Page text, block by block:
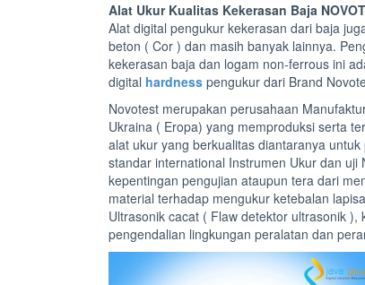
Alat Ukur Kualitas Kekerasan Baja
Alat digital pengukur kekerasan dari baja
beton ( Cor ) dan masih banyak lainnya.
kekerasan baja dan logam non-ferrous ini
digital hardnesspengukur dari Brand
Novotest merupakan perusahaan
Ukraina ( Eropa) yang memproduksi serta
alat ukur yang berkualitas diantaranya
standar international Instrumen Ukur dan uji
kepentingan pengujian ataupun tera dari
material terhadap mengukur ketebalan
Ultrasonik cacat ( Flaw detektor ultrasonik ),
pengendalian lingkungan peralatan dan